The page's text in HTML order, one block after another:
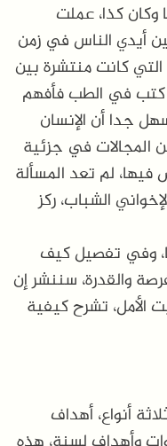
وكان كذا، عملت
أيدي الناس في زمن
التي كانت منتشرة بين
كتب في الطب فأفهم
جدا أن الإنسان
المجالات في جزئية
لم تعد المسألة
الشباب، ركز
وفي تفصيل كيف
والقدرة، سننشر إن
الأمل، تشرح كيفية
أنواع، أهداف